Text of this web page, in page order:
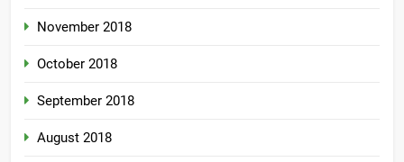
November 2018
October 2018
September 2018
August 2018